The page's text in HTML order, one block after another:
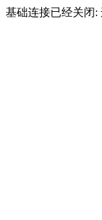
基础连接已经关闭: